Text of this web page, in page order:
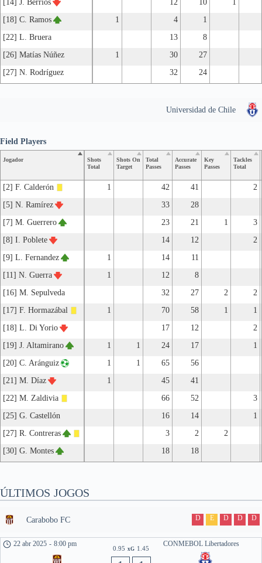
[14] J. Berríos 12 10
1
[18] C. Ramos
1 4
1
[22] L. Bruera
13 8
[26] Matías Núñez
1 30 27
[27] N. Rodríguez
32 24
Universidad de Chile
Jogador
Shots
Total
Shots On
Target
Total
Passes
Accurate
Passes
Key
Passes
Tackles
Total
[2] F. Calderón 1 42 41
2
[5] N. Ramírez
33
28
[7] M. Guerrero
23 21 1
3
[8] I. Poblete
14 12
2
[9] L. Fernandez
1 14
11
[11] N. Guerra
1 12
8
[16] M. Sepulveda
32 27 2
2
[17] F. Hormazábal
1 70 58 1
1
[18] L. Di Yorio
17 12
2
[19] J. Altamirano
1 1 24 17
1
[20] C. Aránguiz
1 1 65
56
[21] M. Díaz
1 45
41
[22] M. Zaldivia
66 52
3
[25] G. Castellón
16 14
1
[27] R. Contreras
3 2
2
[30] G. Montes
18 18
Field Players
ÚLTIMOS JOGOS
Carabobo FC D E D D D
CONMEBOL Libertadores
22 abr 2025 - 8:00 pm
0.95 xG 1.45